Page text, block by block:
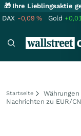
🎁 Ihre Lieblingsaktie
DAX -0,09% Gold
Startseite Währungen
Nachrichten zu EUR/